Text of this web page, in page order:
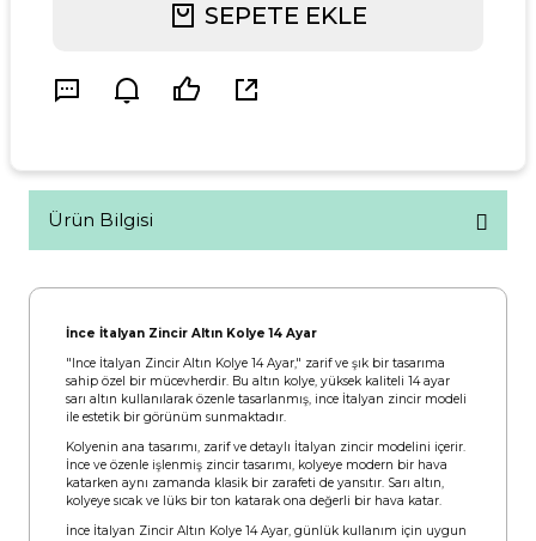
SEPETE EKLE
Ürün Bilgisi
İnce İtalyan Zincir Altın Kolye 14 Ayar
"Ince İtalyan Zincir Altın Kolye 14 Ayar," zarif ve şık bir tasarıma
sahip özel bir mücevherdir. Bu altın kolye, yüksek kaliteli 14 ayar
sarı altın kullanılarak özenle tasarlanmış, ince İtalyan zincir modeli
ile estetik bir görünüm sunmaktadır.
Kolyenin ana tasarımı, zarif ve detaylı İtalyan zincir modelini içerir.
İnce ve özenle işlenmiş zincir tasarımı, kolyeye modern bir hava
katarken aynı zamanda klasik bir zarafeti de yansıtır. Sarı altın,
kolyeye sıcak ve lüks bir ton katarak ona değerli bir hava katar.
İnce İtalyan Zincir Altın Kolye 14 Ayar, günlük kullanım için uygun